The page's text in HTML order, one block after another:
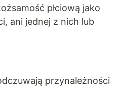
płciową jako
ani jednej z nich lub
przynależności